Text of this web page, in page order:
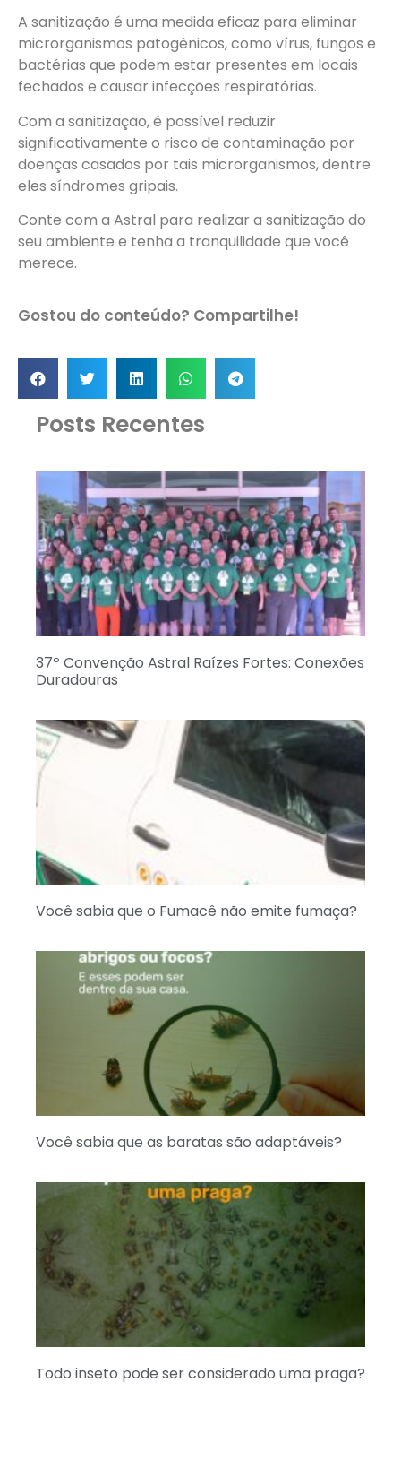
A sanitização é uma medida eficaz para eliminar
microrganismos patogênicos, como vírus, fungos e
bactérias que podem estar presentes em locais
fechados e causar infecções respiratórias.
Com a sanitização, é possível reduzir
significativamente o risco de contaminação por
doenças casados por tais microrganismos, dentre
eles síndromes gripais.
Conte com a Astral para realizar a sanitização do
seu ambiente e tenha a tranquilidade que você
merece.
Gostou do conteúdo? Compartilhe!
Posts Recentes
37º Convenção Astral Raízes Fortes: Conexões
Duradouras
Você sabia que o Fumacê não emite fumaça?
Você sabia que as baratas são adaptáveis?
Todo inseto pode ser considerado uma praga?